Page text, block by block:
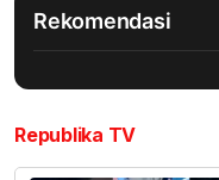
Rekomendasi
Republika TV